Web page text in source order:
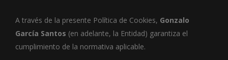
A través de la presente Política de Cookies, Gonzalo
García Santos (en adelante, la Entidad) garantiza el
cumplimiento de la normativa aplicable.